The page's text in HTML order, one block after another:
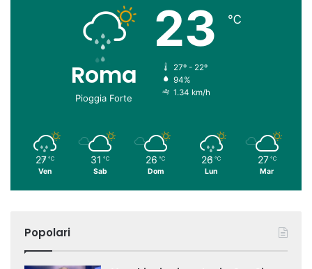
Roma
Pioggia Forte
23 ℃
27º - 22º
94%
1.34 km/h
27 ℃
Ven
31 ℃
Sab
26 ℃
Dom
26 ℃
Lun
27 ℃
Mar
Popolari